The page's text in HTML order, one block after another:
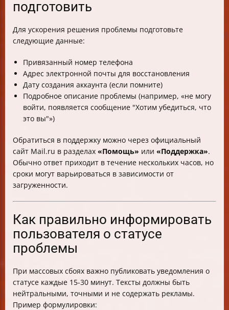
подготовить
Для ускорения решения проблемы подготовьте
следующие данные:
Привязанный номер телефона
Адрес электронной почты для восстановления
Дату создания аккаунта (если помните)
Подробное описание проблемы (например, «не могу
войти, появляется сообщение "Хотим убедиться, что
это вы"»)
Обратиться в поддержку можно через официальный
сайт Mail.ru в разделах «Помощь» или «Поддержка».
Обычно ответ приходит в течение нескольких часов, но
сроки могут варьироваться в зависимости от
загруженности.
Как правильно информировать
пользователя о статусе
проблемы
При массовых сбоях важно публиковать уведомления о
статусе каждые 15-30 минут. Тексты должны быть
нейтральными, точными и не содержать рекламы.
Пример формулировки: